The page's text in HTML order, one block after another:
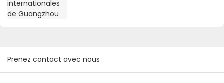
Prenez contact avec nous